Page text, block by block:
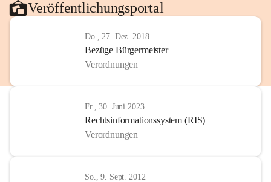
Veröffentlichungsportal
Do., 27. Dez. 2018
Bezüge Bürgermeister
Verordnungen
Fr., 30. Juni 2023
Rechtsinformationssystem (RIS)
Verordnungen
So., 9. Sept. 2012